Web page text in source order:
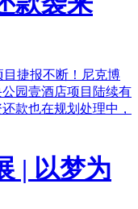
捷报不断！尼克博
园壹酒店项目陆续有
款也在规划处理中，
| 以梦为